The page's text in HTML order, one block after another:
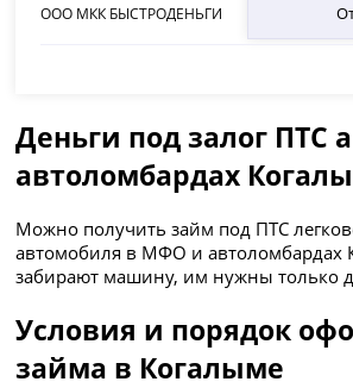
ООО МКК БЫСТРОДЕНЬГИ
Деньги под залог ПТС
автоломбардах
Можно получить займ под ПТС
автомобиля в МФО и
забирают машину, им нужны только
Условия и порядок
займа в Когалыме